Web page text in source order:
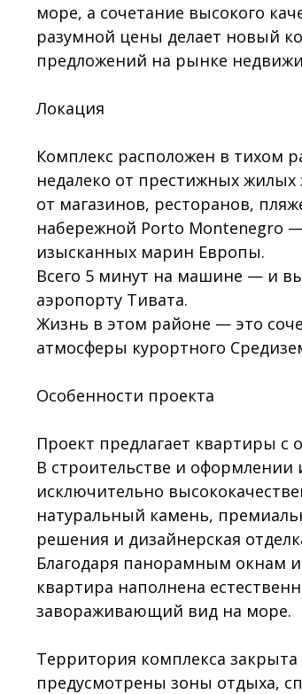
море, а сочетание высокого
разумной цены делает новый
предложений на рынке
Локация
Комплекс расположен в тихом
недалеко от престижных
от магазинов, ресторанов,
набережной Porto Montenegro
изысканных марин Европы.
Всего 5 минут на машине — и
аэропорту Тивата.
Жизнь в этом районе — это
атмосферы курортного
Особенности проекта
Проект предлагает квартиры с
В строительстве и оформлении
исключительно
натуральный камень,
решения и дизайнерская
Благодаря панорамным окнам
квартира наполнена
завораживающий вид на море.
Территория комплекса закрыта
предусмотрены зоны отдыха,